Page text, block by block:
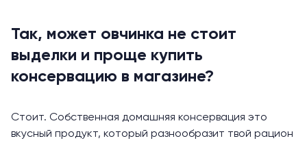
Так, может овчинка не стоит
выделки и проще купить
консервацию в магазине?
Стоит. Собственная домашняя консервация это
вкусный продукт, который разнообразит твой рацион